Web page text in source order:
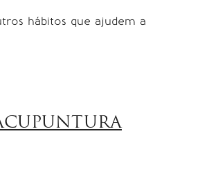
hábitos que ajudem a